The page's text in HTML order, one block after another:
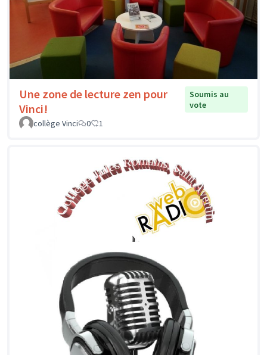
Une zone de lecture zen pour
Vinci!
Soumis au
vote
collège Vinci
0 1